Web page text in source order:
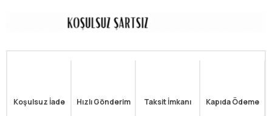
Koşulsuz İade Hızlı Gönderim Taksit İmkanı Kapıda Ödeme